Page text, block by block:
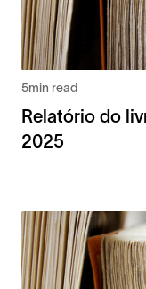
5min read
Relatório do
2025